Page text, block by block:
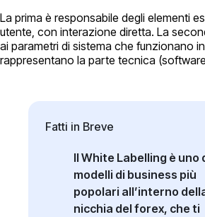
La prima è responsabile degli elementi
utente, con interazione diretta. La
ai parametri di sistema che funzionano
rappresentano la parte tecnica
Il White Labelling è uno
modelli di business più
popolari all’interno
nicchia del forex, che ti
Fatti in Breve